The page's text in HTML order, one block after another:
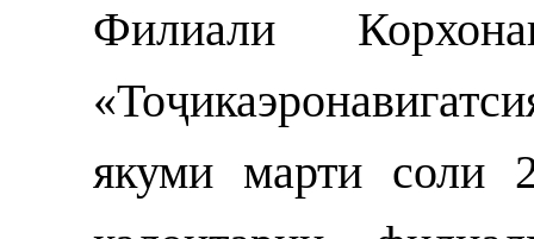
Филиали
якуми марти соли